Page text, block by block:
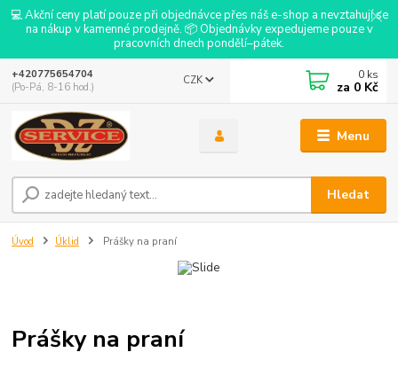
💻 Akční ceny platí pouze při objednávce přes náš e-shop a nevztahují se
na nákup v kamenné prodejně. 📦 Objednávky expedujeme pouze v
pracovních dnech pondělí–pátek.
Menu
CZK
Hledat
+420775654704
(Po-Pá, 8-16 hod.)
0 ks
za 0 Kč
Úvod Úklid Prášky na praní
Prášky na praní